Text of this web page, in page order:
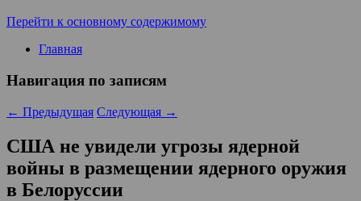
Перейти к основному содержимому
Главная
Навигация по записям
← Предыдущая Следующая →
США не увидели угрозы ядерной
войны в размещении ядерного оружия
в Белоруссии